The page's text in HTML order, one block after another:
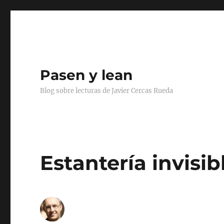
Pasen y lean
Blog sobre lecturas de Javier Cercas Rueda
Estantería